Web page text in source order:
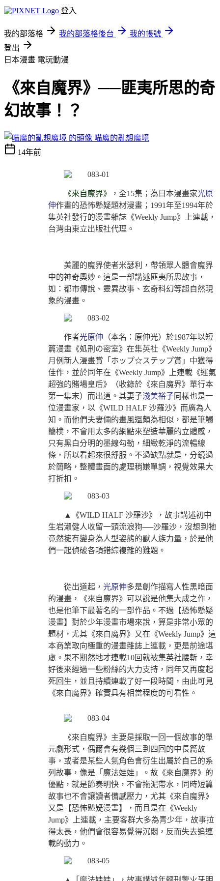
登入
我的部落格 我的部落格後台
我的帳號
登出
日本漫畫 電玩動漫
《來自魔界》──匪夷所思的奇
幻故事！？
喵魔的亂想魔境
14年前
《來自魔界》 ，全15集；為日本漫畫家光原
伸作畫的恐怖懸疑題材漫畫；1991年至1994年於
集英社發行的漫畫雜誌《Weekly Jump》上連載，
台灣由東立出版社代理。
美麗的魔界使者米瑟利，帶領眾人體會魔界
中的神奇奧妙。這是一部講述匪夷所思故事，
如：都市傳說、靈異故事、玄奇科幻等超自然現
象的漫畫。
作者光原伸 （本名：原伸光）於1987年以短
篇漫畫《処刑の密室》在集英社《Weekly Jump》
月例新人漫畫賞「ホップ☆ステップ賞」中獲得
佳作，並於同年在《Weekly Jump》上連載《運氣
超強的賭場皇后》（收錄於《來自魔界》單行本
第一集末）而出道。其妻子淺美裕子同樣也是一
位漫畫家，以《WILD HALF 沙羅沙》而廣為人
知。而他們夫妻倆的畫風還頗為相似，都是筆觸
簡樸，不會用太多的網點來塑造華麗的立體感，
只有黑白分明的墨線勾勒，細緻乾淨的流暢線
條，所以看起來很舒服。不過缺點就是，分鏡過
於簡略，整體畫面的處理稍嫌單調，視覺效果大
打折扣。
▲《WILD HALF 沙羅沙》，故事講述初中
生岩瀨健人收留一頭流浪狗──沙羅沙，沒想到牠
竟然擁有變身為人型姿態的獸人族力量，於是他
們一起偵破各項錯綜複雜的難題。
從出道起， 光原伸多是創作描寫人性黑暗面
的漫畫，《來自魔界》可以說是他集大成之作，
也是他筆下最著名的一部作品。不過【恐怖懸疑
漫畫】對於少年漫畫市場來說，算是非常小眾的
題材，尤其《來自魔界》又在《Weekly Jump》這
本商業取向極重的漫畫雜誌上連載，更是前途堪
慮。果不期然地才連載10回就被集英社腰斬，幸
好後來經過一些粉絲的大力支持，同年又再度起
死回生，並且持續連載了好一段時間，由此可見
《來自魔界》確實具有相當程度的可看性。
《來自魔界》主要是採取一回一個故事的單
元劇形式，偶爾會有幾個三到四回的中長篇故
事，或者是某些人氣角色會衍生出屬於自己的系
列故事，像是「魔法娃娃」。故《來自魔界》的
優點，就是節奏明快，不會拖泥帶水，同時短篇
故事也不會讓讀者備感壓力，尤其《來自魔界》
又是【恐怖懸疑漫畫】，而且是在《Weekly
Jump》上連載，主要客群大多為青少年，故事拉
得太長，他們會很容易覺得沉悶，反而失去追連
載的動力。